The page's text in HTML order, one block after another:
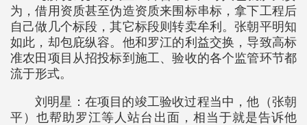
为，借用资质甚至伪造资质来围标串标，拿下工程后
自己做几个标段，其它标段则转卖牟利。张朝平明知
如此，却包庇纵容。他和罗江的利益交换，导致高标
准农田项目从招投标到施工、验收的各个监管环节都
流于形式。
刘明星：在项目的竣工验收过程当中，他（张朝
平）也帮助罗江等人站台出面，相当于就是告诉他